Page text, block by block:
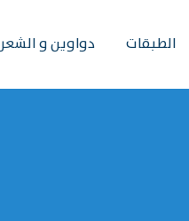
الطبقات دواوين و الشعر